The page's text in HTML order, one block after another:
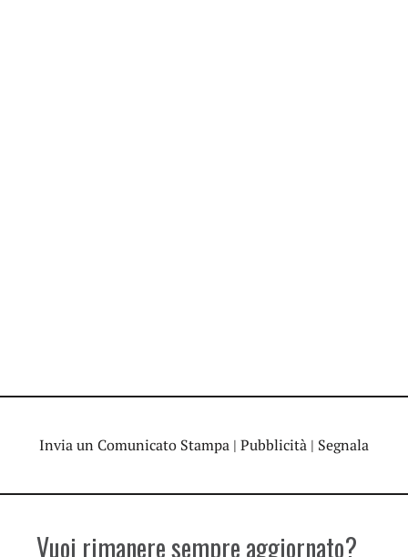
Invia un Comunicato Stampa | Pubblicità | Segnala
Vuoi rimanere sempre aggiornato?